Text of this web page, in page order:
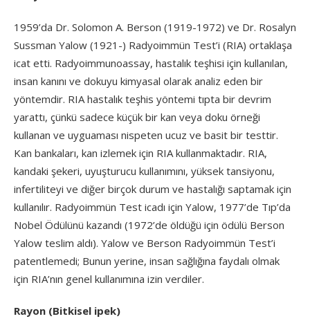
1959’da Dr. Solomon A. Berson (1919-1972) ve Dr. Rosalyn
Sussman Yalow (1921-) Radyoimmün Test’i (RIA) ortaklaşa
icat etti. Radyoimmunoassay, hastalık teşhisi için kullanılan,
insan kanını ve dokuyu kimyasal olarak analiz eden bir
yöntemdir. RIA hastalık teşhis yöntemi tıpta bir devrim
yarattı, çünkü sadece küçük bir kan veya doku örneği
kullanan ve uyguaması nispeten ucuz ve basit bir testtir.
Kan bankaları, kan izlemek için RIA kullanmaktadır. RIA,
kandaki şekeri, uyuşturucu kullanımını, yüksek tansiyonu,
infertiliteyi ve diğer birçok durum ve hastalığı saptamak için
kullanılır. Radyoimmün Test icadı için Yalow, 1977’de Tıp’da
Nobel Ödülünü kazandı (1972’de öldüğü için ödülü Berson
Yalow teslim aldı). Yalow ve Berson Radyoimmün Test’i
patentlemedi; Bunun yerine, insan sağlığına faydalı olmak
için RIA’nın genel kullanımına izin verdiler.
Rayon (Bitkisel ipek)